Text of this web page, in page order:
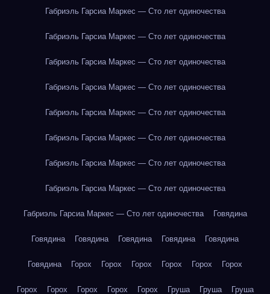
Габриэль Гарсиа Маркес — Сто лет одиночества
Габриэль Гарсиа Маркес — Сто лет одиночества
Габриэль Гарсиа Маркес — Сто лет одиночества
Габриэль Гарсиа Маркес — Сто лет одиночества
Габриэль Гарсиа Маркес — Сто лет одиночества
Габриэль Гарсиа Маркес — Сто лет одиночества
Габриэль Гарсиа Маркес — Сто лет одиночества
Габриэль Гарсиа Маркес — Сто лет одиночества
Габриэль Гарсиа Маркес — Сто лет одиночества Говядина
Говядина Говядина Говядина Говядина Говядина
Говядина Горох Горох Горох Горох Горох Горох
Горох Горох Горох Горох Горох Груша Груша Груша